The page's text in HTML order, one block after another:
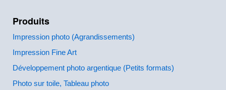
Produits
Impression photo (Agrandissements)
Impression Fine Art
Développement photo argentique (Petits formats)
Photo sur toile, Tableau photo